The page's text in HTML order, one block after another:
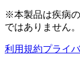
※本製品は疾病
ではありません。
利用規約プライ